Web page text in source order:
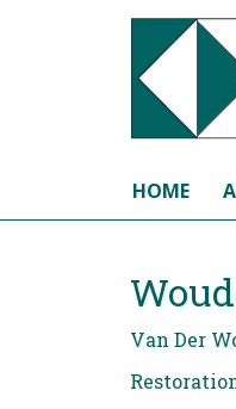
HOME
Select
Van Der